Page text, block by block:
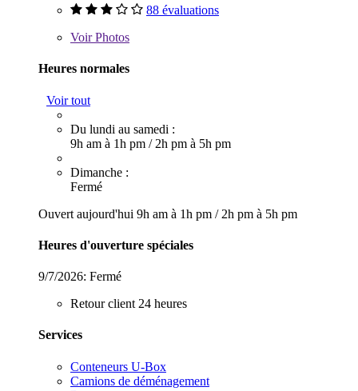
88 évaluations
VoirPhotos
Heures normales
Voir tout
Du lundi au samedi :
9h am à 1h pm / 2h pm à 5h pm
Dimanche :
Fermé
Ouvert aujourd'hui 9h am à 1h pm / 2h pm à 5h pm
Heures d'ouverture spéciales
9/7/2026: Fermé
Retour client 24 heures
Services
Conteneurs U-Box
Camions de déménagement